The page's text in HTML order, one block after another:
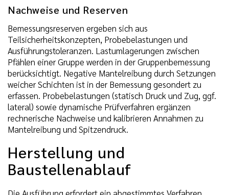
Nachweise und Reserven
Bemessungsreserven ergeben sich aus
Teilsicherheitskonzepten, Probebelastungen und
Ausführungstoleranzen. Lastumlagerungen zwischen
Pfählen einer Gruppe werden in der Gruppenbemessung
berücksichtigt. Negative Mantelreibung durch Setzungen
weicher Schichten ist in der Bemessung gesondert zu
erfassen. Probebelastungen (statisch Druck und Zug, ggf.
lateral) sowie dynamische Prüfverfahren ergänzen
rechnerische Nachweise und kalibrieren Annahmen zu
Mantelreibung und Spitzendruck.
Herstellung und
Baustellenablauf